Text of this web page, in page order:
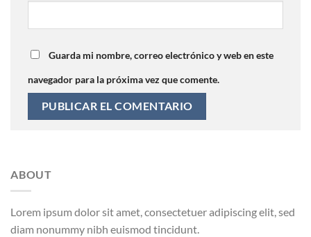
Guarda mi nombre, correo electrónico y web en este
navegador para la próxima vez que comente.
ABOUT
Lorem ipsum dolor sit amet, consectetuer adipiscing elit, sed
diam nonummy nibh euismod tincidunt.